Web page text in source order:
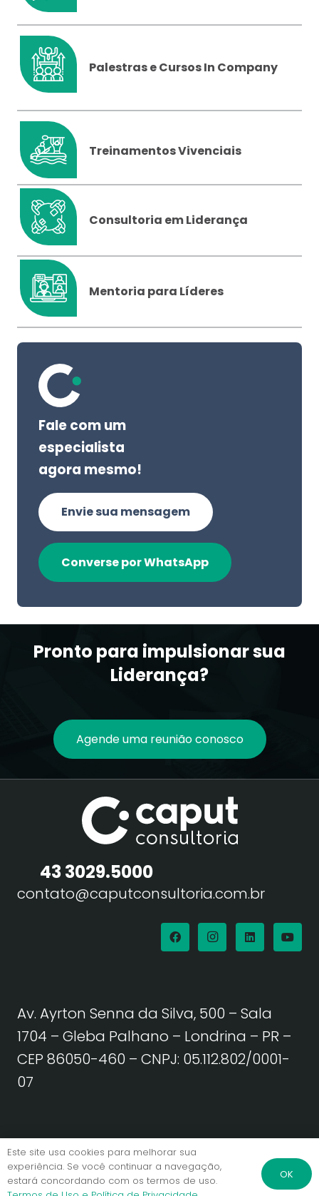
Palestras e Cursos In Company
Treinamentos Vivenciais
Consultoria em Liderança
Mentoria para Líderes
Fale com um
especialista
agora mesmo!
Envie sua mensagem
Converse por WhatsApp
Pronto para impulsionar sua
Liderança?
Agende uma reunião conosco
43 3029.5000
contato@caputconsultoria.com.br
Av. Ayrton Senna da Silva, 500 – Sala
1704 – Gleba Palhano – Londrina – PR –
CEP 86050-460 – CNPJ: 05.112.802/0001-
07
Política de Privacidade | Termos de Uso
© Caput Consultoria. Todos os direitos reservados.
Este site usa cookies para melhorar sua
experiência. Se você continuar a navegação,
estará concordando com os termos de uso.
OK